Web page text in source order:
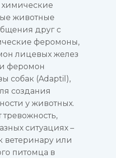
животные
друг с
феромоны,
лицевых желез
феромон
собак (Adaptil),
создания
у животных.
ситуациях –
ветеринару или
питомца в